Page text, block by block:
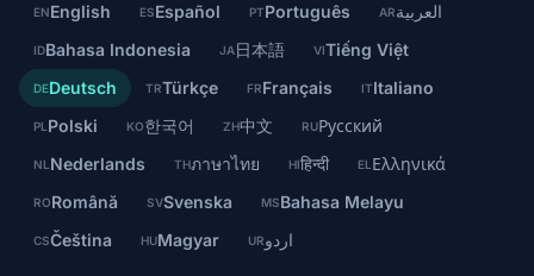
ENEnglish ESEspañol PTPortuguês ARالعربية
IDBahasa Indonesia JA日本語 VITiếng Việt
DEDeutsch TRTürkçe FRFrançais ITItaliano
PL Polski KO한국어 ZH中文 RUРусский
NL Nederlands THภาษาไทย HIहिन्दी EL Ελληνικά
RORomână SVSvenska MSBahasa Melayu
CSČeština HUMagyar URاردو